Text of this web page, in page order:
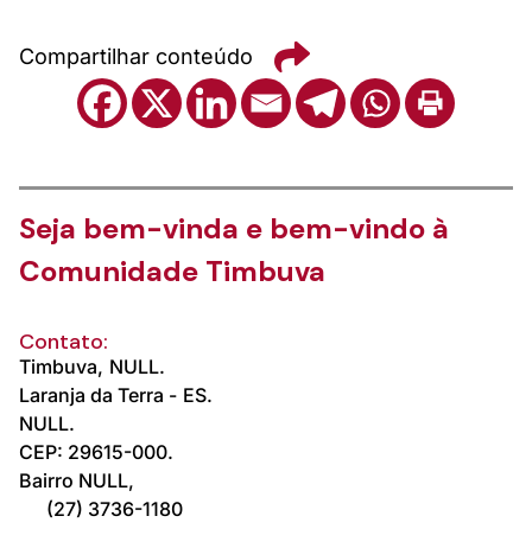
Compartilhar conteúdo
Seja bem-vinda e bem-vindo à
Comunidade Timbuva
Contato:
Timbuva, NULL.
Laranja da Terra - ES.
NULL.
CEP: 29615-000.
Bairro NULL,
(27) 3736-1180